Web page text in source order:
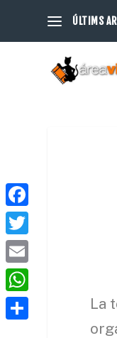
ÚLTIMS
La
F
a
c
e
b
T
w
i
t
E
m
a
W
h